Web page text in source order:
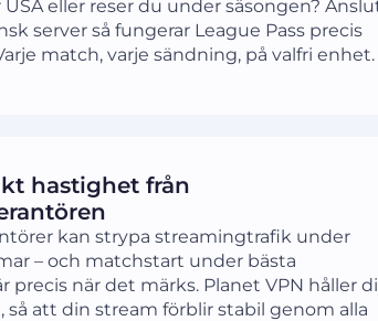
eller reser du under säsongen?
server så fungerar League Pass precis
match, varje sändning, på valfri enhet.
hastighet från
kan strypa streamingtrafik under
– och matchstart under bästa
precis när det märks. Planet VPN håller
så att din stream förblir stabil genom alla